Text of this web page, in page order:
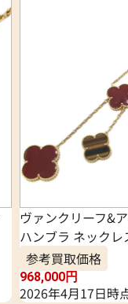
ヴァンクリーフ&
ハンブラ ネックレ
参考買取価格
968,000円
2026年4月17日時